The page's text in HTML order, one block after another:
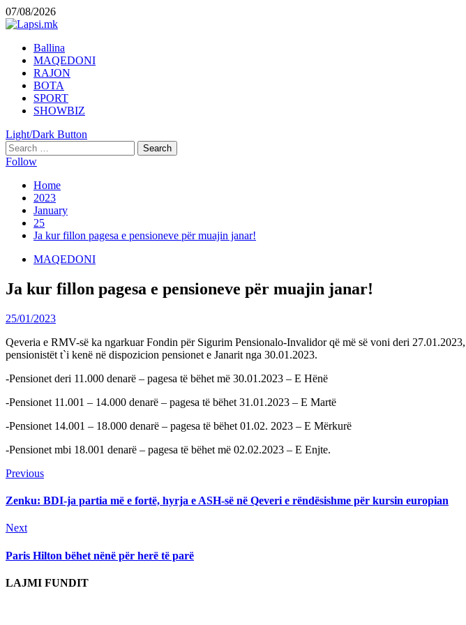
Skip
to
07/08/2026
Primary
Menu
Ballina
MAQEDONI
RAJON
BOTA
SPORT
SHOWBIZ
Light/Dark Button
Search
for:
Follow
Home
2023
January
25
Ja kur fillon pagesa e pensioneve për muajin janar!
MAQEDONI
Ja kur fillon pagesa e pensioneve për muajin janar!
25/01/2023
Qeveria e RMV-së ka ngarkuar Fondin për Sigurim Pensionalo-Invalidor që më së voni deri
pensionistët t`i kenë në dispozicion pensionet e Janarit nga 30.01.2023.
-Pensionet deri 11.000 denarë – pagesa të bëhet më 30.01.2023 – E Hënë
-Pensionet 11.001 – 14.000 denarë – pagesa të bëhet 31.01.2023 – E Martë
-Pensionet 14.001 – 18.000 denarë – pagesa të bëhet 01.02. 2023 – E Mërkurë
-Pensionet mbi 18.001 denarë – pagesa të bëhet më 02.02.2023 – E Enjte.
Continue
Reading
PreviousPrevious
Zenku: BDI-ja partia më e fortë, hyrja e ASH-së në Qeveri e rëndësishme për kursin europian
NextNext
Paris Hilton bëhet nënë për herë të parë
LAJMI FUNDIT